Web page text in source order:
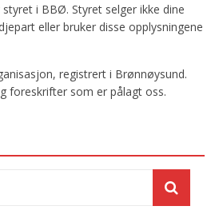
i BBØ. Styret selger ikke dine
eller bruker disse opplysningene
registrert i Brønnøysund.
foreskrifter som er pålagt oss.